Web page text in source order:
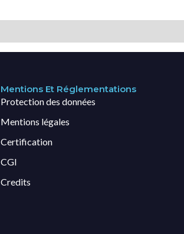
Mentions Et Réglementations
Protection des données
Mentions légales
Certification
CGI
Credits